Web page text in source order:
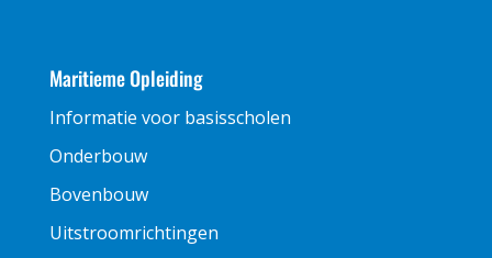
Maritieme Opleiding
Informatie voor basisscholen
Onderbouw
Bovenbouw
Uitstroomrichtingen